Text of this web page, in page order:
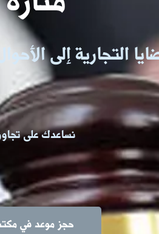
التجارية إلى
نساعدك على
حجز موعد في